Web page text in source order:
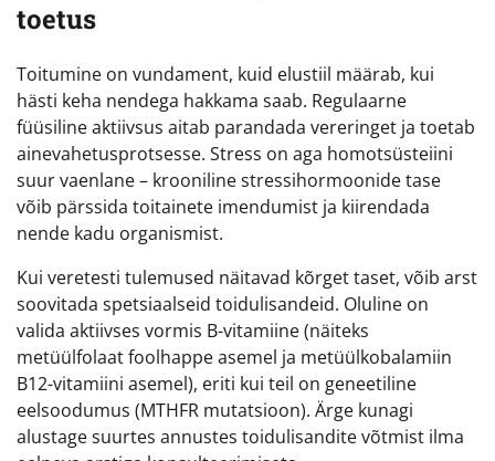
toetus
Toitumine on vundament, kuid elustiil määrab, kui
hästi keha nendega hakkama saab. Regulaarne
füüsiline aktiivsus aitab parandada vereringet ja toetab
ainevahetusprotsesse. Stress on aga homotsüsteiini
suur vaenlane – krooniline stressihormoonide tase
võib pärssida toitainete imendumist ja kiirendada
nende kadu organismist.
Kui veretesti tulemused näitavad kõrget taset, võib arst
soovitada spetsiaalseid toidulisandeid. Oluline on
valida aktiivses vormis B-vitamiine (näiteks
metüülfolaat foolhappe asemel ja metüülkobalamiin
B12-vitamiini asemel), eriti kui teil on geneetiline
eelsoodumus (MTHFR mutatsioon). Ärge kunagi
alustage suurtes annustes toidulisandite võtmist ilma